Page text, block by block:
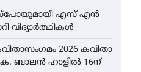
എസ് എൻ
2026 കവിതാ
കെ. ബാലൻ ഹാളിൽ 16ന്